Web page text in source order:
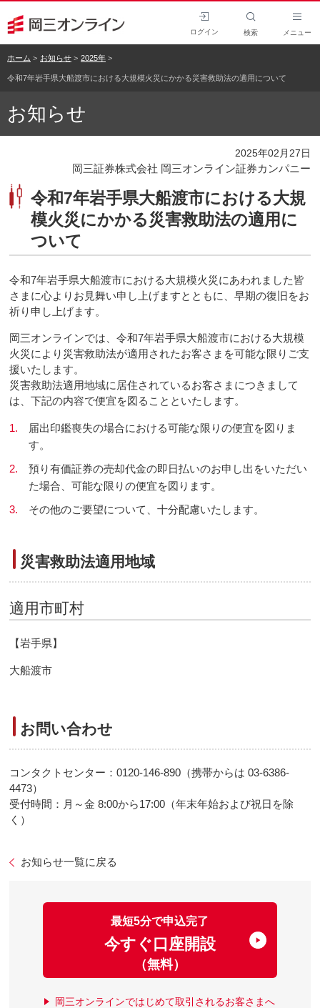
ログイン 検索 メニュー
ホーム お知らせ 2025年
令和7年岩手県大船渡市における大規模火災にかかる災害救助法の適用について
お知らせ
2025年02月27日
岡三証券株式会社 岡三オンライン証券カンパニー
令和7年岩手県大船渡市における大規
模火災にかかる災害救助法の適用に
ついて
令和7年岩手県大船渡市における大規模火災にあわれました皆
さまに心よりお見舞い申し上げますとともに、早期の復旧をお
祈り申し上げます。
岡三オンラインでは、令和7年岩手県大船渡市における大規模
火災により災害救助法が適用されたお客さまを可能な限りご支
援いたします。
災害救助法適用地域に居住されているお客さまにつきまして
は、下記の内容で便宜を図ることといたします。
1.
届出印鑑喪失の場合における可能な限りの便宜を図りま
す。
2.
預り有価証券の売却代金の即日払いのお申し出をいただい
た場合、可能な限りの便宜を図ります。
3.
その他のご要望について、十分配慮いたします。
災害救助法適用地域
適用市町村
【岩手県】
大船渡市
お問い合わせ
コンタクトセンター：0120-146-890（携帯からは 03-6386-
4473）
受付時間：月～金 8:00から17:00（年末年始および祝日を除
く）
お知らせ一覧に戻る
最短5分で申込完了
今すぐ口座開設
（無料）
岡三オンラインではじめて取引されるお客さまへ